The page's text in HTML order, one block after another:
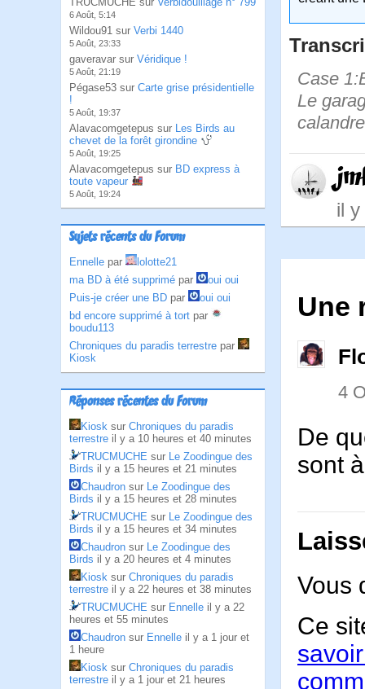
6 Août, 5:14
Wildou91 sur Verbi 1440
5 Août, 23:33
gaveravar sur Véridique !
5 Août, 21:19
Pégase53 sur Carte grise présidentielle
!
5 Août, 19:37
Alavacomgetepus sur Les Birds au
chevet de la forêt girondine
5 Août, 19:25
Alavacomgetepus sur BD express à
toute vapeur
5 Août, 19:24
Sujets récents du Forum
Ennelle par
lolotte21
ma BD à été supprimé par
oui oui
Puis-je créer une BD par
oui oui
bd encore supprimé à tort par
boudu113
Chroniques du paradis terrestre par
Kiosk
Réponses récentes du Forum
Kiosk sur Chroniques du paradis
terrestre il y a 10 heures et 40 minutes
TRUCMUCHE sur Le Zoodingue des
Birds il y a 15 heures et 21 minutes
Chaudron sur Le Zoodingue des
Birds il y a 15 heures et 28 minutes
TRUCMUCHE sur Le Zoodingue des
Birds il y a 15 heures et 34 minutes
Chaudron sur Le Zoodingue des
Birds il y a 20 heures et 4 minutes
Kiosk sur Chroniques du paradis
terrestre il y a 22 heures et 38 minutes
TRUCMUCHE sur Ennelle il y a 22
heures et 55 minutes
Chaudron sur Ennelle il y a 1 jour et
1 heure
Kiosk sur Chroniques du paradis
terrestre il y a 1 jour et 21 heures
Case
Le
il
Une
4
De
sont
Vous
Ce